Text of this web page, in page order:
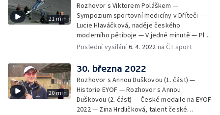
21 min
Rozhovor s Viktorem Poláškem —
Sympozium sportovní medicíny v Dříteči —
Lucie Hlaváčková, naděje českého
moderního pětiboje — V jedné minutě — Ples
českého klubu olympioniků — MČR
sítě
Poslední vysílání6. 4. 2022 na ČT sport
20 min
30. března 2022
Rozhovor s Annou Duškovou (1. část) —
Historie EYOF — Rozhovor s Annou
Duškovou (2. část) — České medaile na EYOF
2022 — Zina Hrdličková, talent české